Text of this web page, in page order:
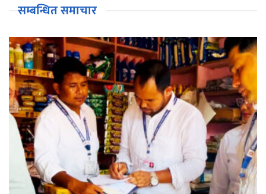
सम्बन्धित समाचार